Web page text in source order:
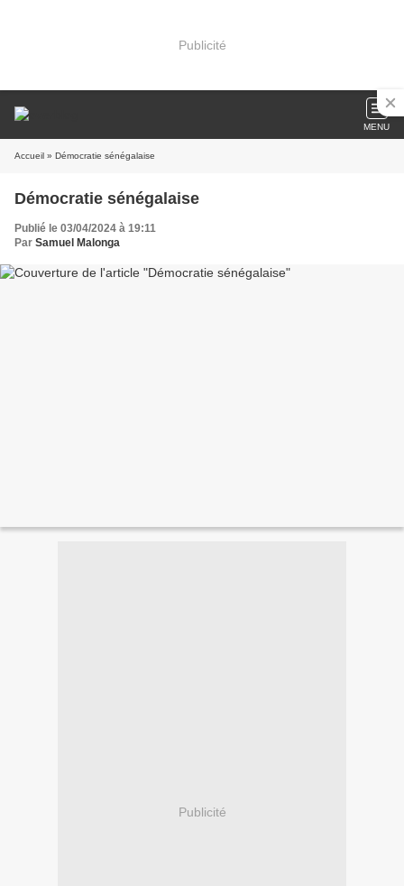
Publicité
MENU
Accueil » Démocratie sénégalaise
Démocratie sénégalaise
Publié le 03/04/2024 à 19:11
Par Samuel Malonga
Publicité